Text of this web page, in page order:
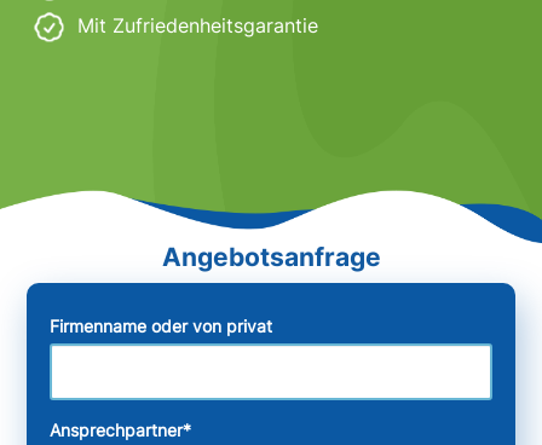
Mit Zufriedenheitsgarantie
Firmenname oder von privat
Ansprechpartner*